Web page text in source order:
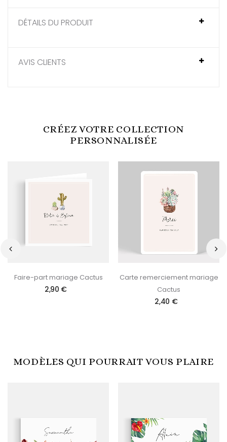
DÉTAILS DU PRODUIT
AVIS CLIENTS
CRÉEZ VOTRE COLLECTION
PERSONNALISÉE
Faire-part mariage Cactus
2,90 €
Carte remerciement mariage
Cactus
2,40 €
MODÈLES QUI POURRAIT VOUS PLAIRE